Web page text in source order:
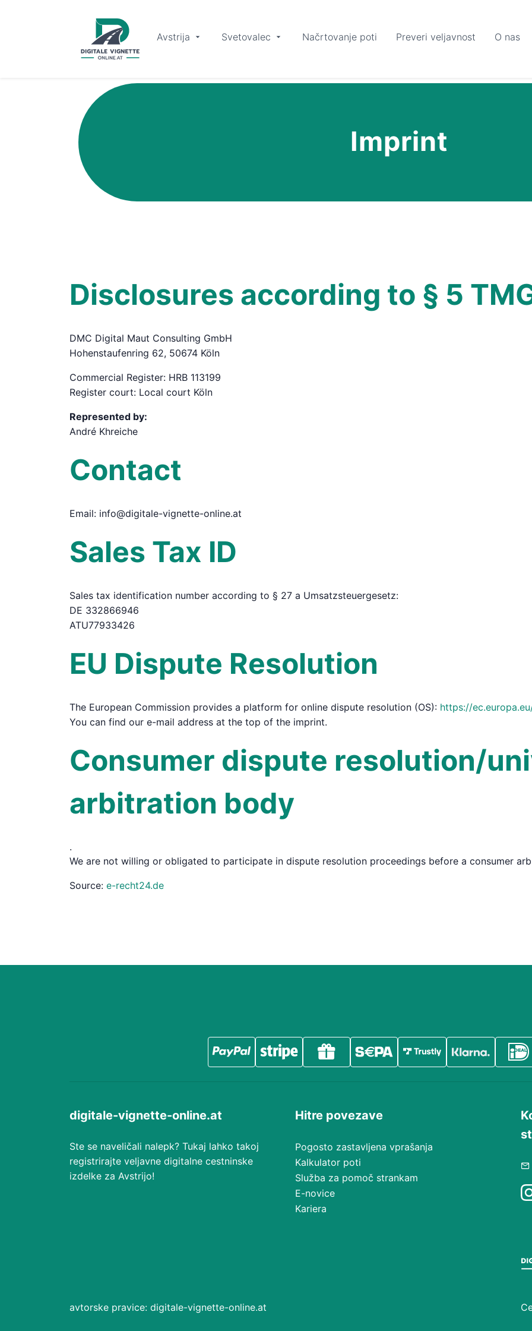
Avstrija Svetovalec Načrtovanje poti Preveri veljavnost O nas
Imprint
Disclosures according to § 5
DMC Digital Maut Consulting GmbH
Hohenstaufenring 62, 50674 Köln
Commercial Register: HRB 113199
Register court: Local court Köln
Represented by:
André Khreiche
Contact
Email: info@digitale-vignette-online.at
Sales Tax ID
Sales tax identification number according to § 27 a Umsatzsteuergesetz:
DE 332866946
ATU77933426
EU Dispute Resolution
The European Commission provides a platform for online dispute resolution (OS): https://
You can find our e-mail address at the top of the imprint.
Consumer dispute resolution/
arbitration body
.
We are not willing or obligated to participate in dispute resolution proceedings before a consumer
Source: e-recht24.de
digitale-vignette-online.at
Ste se naveličali nalepk? Tukaj lahko takoj
registrirajte veljavne digitalne cestninske
izdelke za Avstrijo!
Hitre povezave
Pogosto zastavljena vprašanja
Kalkulator poti
Služba za pomoč strankam
E-novice
Kariera
avtorske pravice: digitale-vignette-online.at